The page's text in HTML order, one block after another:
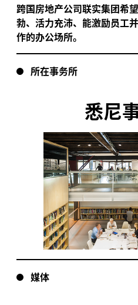
跨国房地产公司联实集团希
勃、活力充沛、能激励员工
作的办公场所。
所在事务所
悉尼
媒体